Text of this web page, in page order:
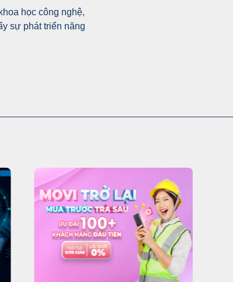
học công nghệ,
sự phát triển năng